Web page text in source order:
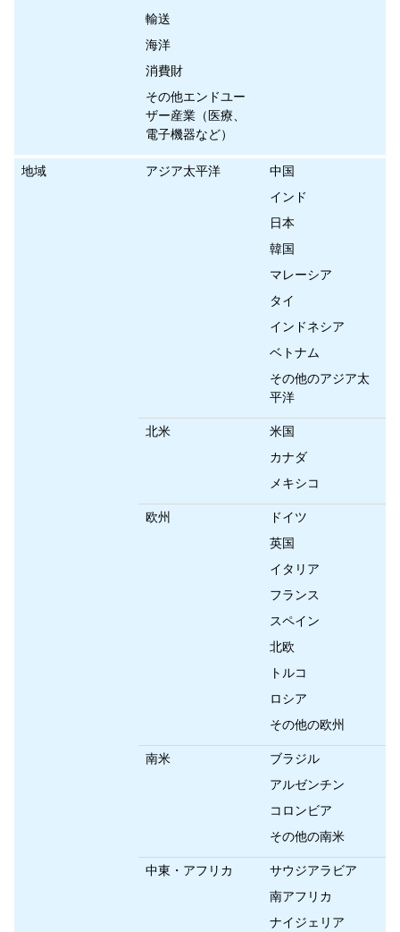
輸送
海洋
消費財
その他エンドユー
ザー産業（医療、
電子機器など）
地域 アジア太平洋
中国
インド
日本
韓国
マレーシア
タイ
インドネシア
ベトナム
その他のアジア太
平洋
北米
米国
カナダ
メキシコ
欧州
ドイツ
英国
イタリア
フランス
スペイン
北欧
トルコ
ロシア
その他の欧州
南米
ブラジル
アルゼンチン
コロンビア
その他の南米
中東・アフリカ
サウジアラビア
南アフリカ
ナイジェリア